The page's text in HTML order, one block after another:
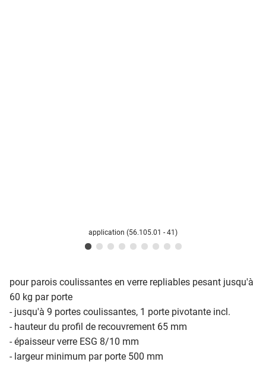
application (56.105.01 - 41)
pour parois coulissantes en verre repliables pesant jusqu'à
60 kg par porte
- jusqu'à 9 portes coulissantes, 1 porte pivotante incl.
- hauteur du profil de recouvrement 65 mm
- épaisseur verre ESG 8/10 mm
- largeur minimum par porte 500 mm